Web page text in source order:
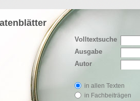
Volltextsuche
Ausgabe
Autor
in allen Texten
in Fachbeiträgen